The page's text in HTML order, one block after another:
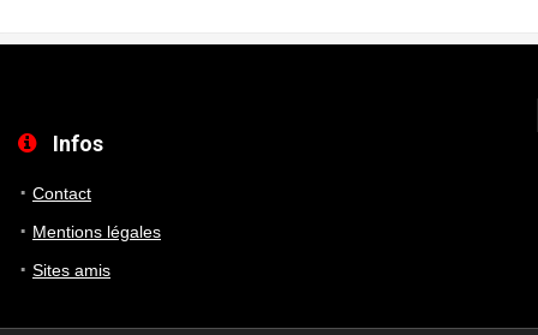
Infos
Contact
Mentions légales
Sites amis